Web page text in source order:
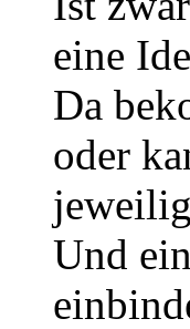
eine
Da
oder
Und